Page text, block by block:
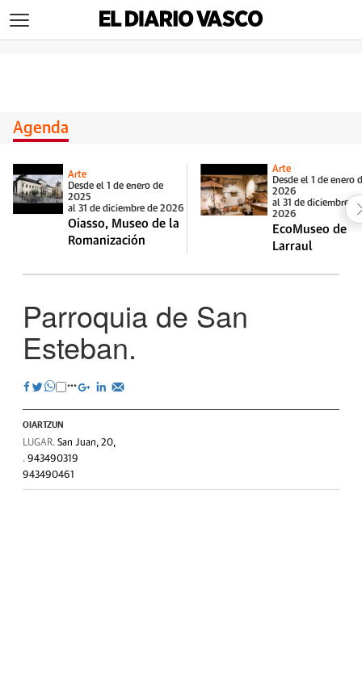
Agenda
Arte
Desde el 1 de enero de
2025
al 31 de diciembre de 2026
Oiasso, Museo de la
Romanización
Arte
Desde el 1 de enero
2026
al 31 de diciembre de
2026
EcoMuseo de
Larraul
Parroquia de San
Esteban.
OIARTZUN
LUGAR. San Juan, 20,
. 943490319
943490461